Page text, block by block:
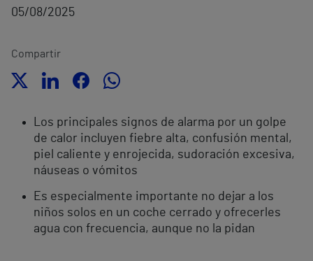
05/08/2025
Compartir
Los principales signos de alarma por un golpe
de calor incluyen fiebre alta, confusión mental,
piel caliente y enrojecida, sudoración excesiva,
náuseas o vómitos
Es especialmente importante no dejar a los
niños solos en un coche cerrado y ofrecerles
agua con frecuencia, aunque no la pidan